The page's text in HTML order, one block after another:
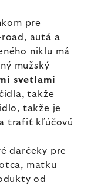
pre
autá a
niklu má
mužský
svetlami
takže
takže je
trafiť kľúčovú
darčeky pre
matku
od